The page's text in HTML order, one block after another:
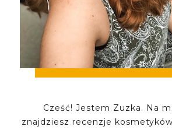
Cześć! Jestem Zuzka. Na
znajdziesz recenzje